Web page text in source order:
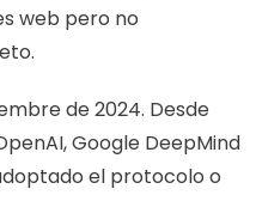
web pero no
de 2024. Desde
Google DeepMind
el protocolo o